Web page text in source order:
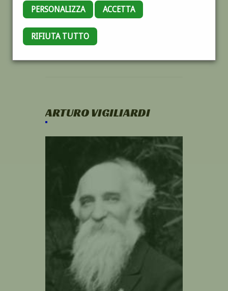
PERSONALIZZA ACCETTA
RIFIUTA TUTTO
ARTURO VIGILIARDI